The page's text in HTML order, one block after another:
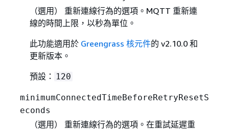
（選用） 重新連線行為的選項。MQTT 重新連
線的時間上限，以秒為單位。
此功能適用於 Greengrass 核元件的 v2.10.0 和
更新版本。
預設：
120
minimumConnectedTimeBeforeRetryResetS
econds
（選用） 重新連線行為的選項。在重試延遲重